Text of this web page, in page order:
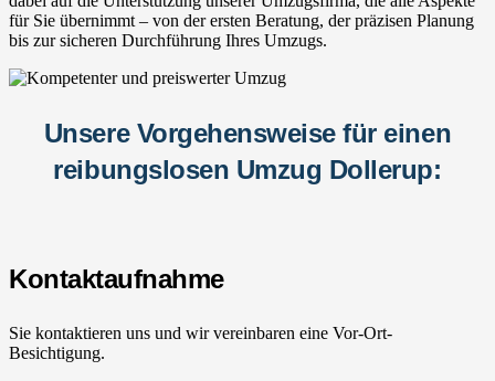
für Sie übernimmt – von der ersten Beratung, der präzisen Planung
bis zur sicheren Durchführung Ihres Umzugs.
Unsere Vorgehensweise für einen
reibungslosen Umzug Dollerup:
Kontaktaufnahme
Sie kontaktieren uns und wir vereinbaren eine Vor-Ort-
Besichtigung.